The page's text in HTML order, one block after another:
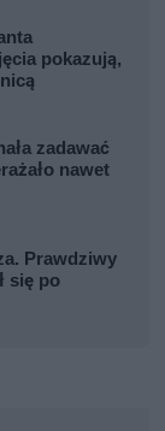
pokazują,
zadawać
nawet
Prawdziwy
się po